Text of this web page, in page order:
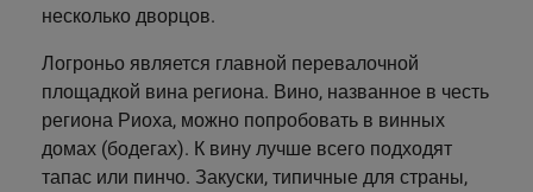
Лурд
Мадрид
Малага
Мелилья
несколько дворцов.
Логроньо является главной перевалочной
площадкой вина региона. Вино, названное в честь
региона Риоха, можно попробовать в винных
домах (бодегах). К вину лучше всего подходят
тапас или пинчо. Закуски, типичные для страны,